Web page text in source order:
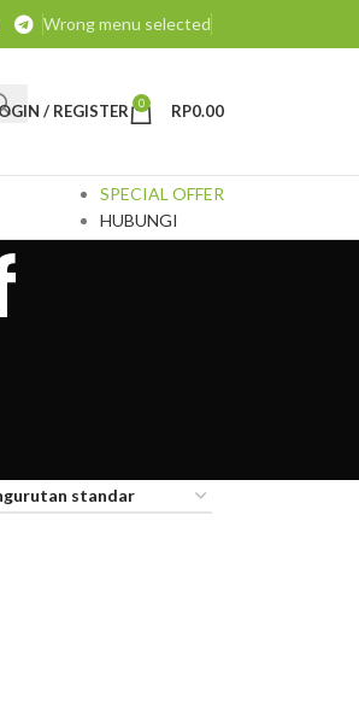
Wrong menu selected
/ REGISTER 0 RP0.00
SPECIAL OFFER
HUBUNGI